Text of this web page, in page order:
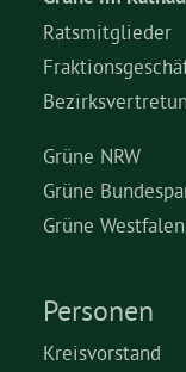
Ratsmitglieder
Grüne NRW
Grüne
Grüne Westfalen
Personen
Kreisvorstand